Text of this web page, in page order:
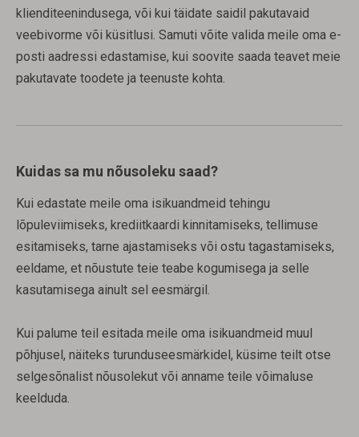
klienditeenindusega, või kui täidate saidil pakutavaid
veebivorme või küsitlusi. Samuti võite valida meile oma e-
posti aadressi edastamise, kui soovite saada teavet meie
pakutavate toodete ja teenuste kohta.
Kuidas sa mu nõusoleku saad?
Kui edastate meile oma isikuandmeid tehingu
lõpuleviimiseks, krediitkaardi kinnitamiseks, tellimuse
esitamiseks, tarne ajastamiseks või ostu tagastamiseks,
eeldame, et nõustute teie teabe kogumisega ja selle
kasutamisega ainult sel eesmärgil.
Kui palume teil esitada meile oma isikuandmeid muul
põhjusel, näiteks turunduseesmärkidel, küsime teilt otse
selgesõnalist nõusolekut või anname teile võimaluse
keelduda.